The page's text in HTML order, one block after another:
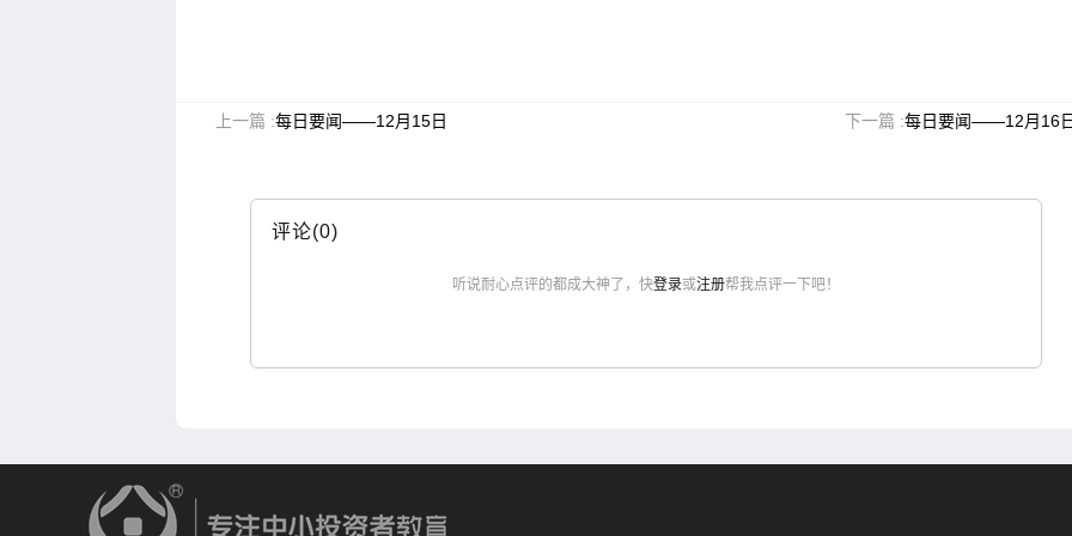
上一篇 :每日要闻——12月15日 下一篇 :每日要闻——12月16
评论(0)
听说耐心点评的都成大神了，快登录或注册帮我点评一下吧！